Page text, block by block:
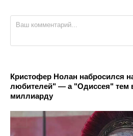
Кристофер Нолан набросился
любителей" — а "Одиссея" тем
миллиарду